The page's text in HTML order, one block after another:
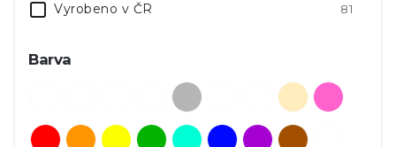
Vyrobeno v ČR 81
Barva